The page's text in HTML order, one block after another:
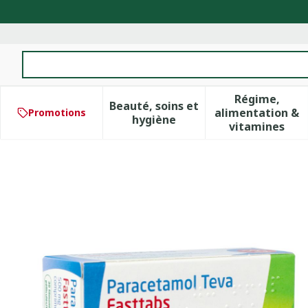
Promotions
Beauté, soins et
hygièneAfficher le sous-menu pour
Régime,
alimentation &
vitamines
Afficher
Paracetamol Teva